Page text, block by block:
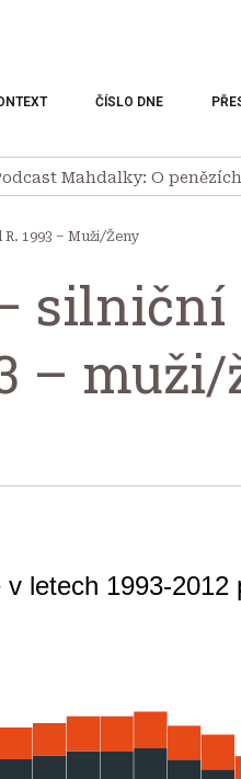
ČÍSLO DNE
Mahdalky: O penězích
1993 – Muži/ženy
–